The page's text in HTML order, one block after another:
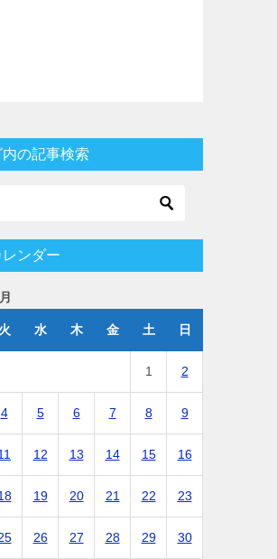
の記事検索
ンダー
火 水 木 金 土 日
1 2
4 5 6 7 8 9
12 13 14 15 16
19 20 21 22 23
26 27 28 29 30